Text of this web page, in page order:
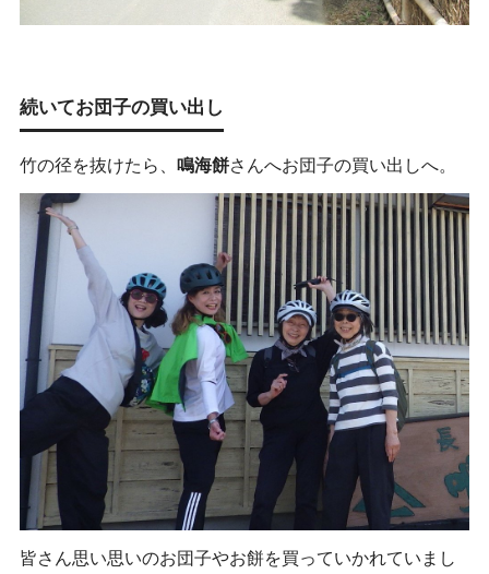
続いてお団子の買い出し
竹の径を抜けたら、 鳴海餅さんへお団子の買い出しへ。
皆さん思い思いのお団子やお餅を買っていかれていまし